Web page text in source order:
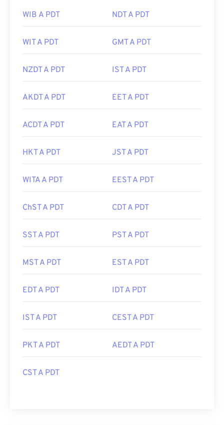
WIB A PDT NDT A PDT
WIT A PDT GMT A PDT
NZDT A PDT IST A PDT
AKDT A PDT EET A PDT
ACDT A PDT EAT A PDT
HKT A PDT JST A PDT
WITA A PDT EEST A PDT
ChST A PDT CDT A PDT
SST A PDT PST A PDT
MST A PDT EST A PDT
EDT A PDT IDT A PDT
IST A PDT CEST A PDT
PKT A PDT AEDT A PDT
CST A PDT